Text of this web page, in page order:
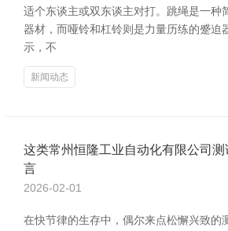
适个东谈主或双东谈主对打。跳绳是一种
器材，而哑铃和杠铃则是力量历练的蹙迫
示，不
新闻动态
这类常州恒隆工业自动化有限公司
言
2026-02-01
在快节律的生存中，偶尔来点松懈兴致的